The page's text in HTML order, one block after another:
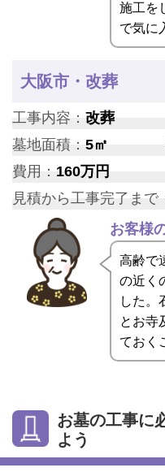
施工を
で気に
大阪市・改葬
工事内容： 改葬
墓地面積： 5㎡
費用： 160万円
見積から工事完了まで
お客様
高齢で
の近く
した。
とお寺
ておく
お墓の工事に
よう